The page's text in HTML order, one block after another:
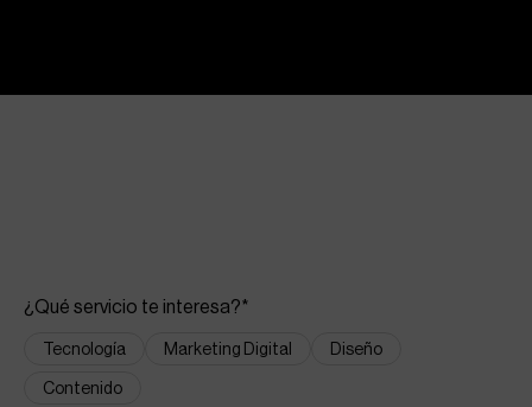
¿Qué servicio te interesa?*
Tecnología Marketing Digital Diseño
Contenido